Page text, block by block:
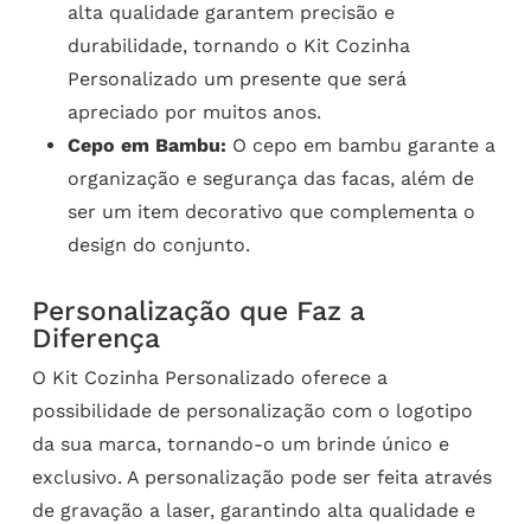
alta qualidade garantem precisão e
durabilidade, tornando o Kit Cozinha
Personalizado um presente que será
apreciado por muitos anos.
Cepo em Bambu: O cepo em bambu garante a
organização e segurança das facas, além de
ser um item decorativo que complementa o
design do conjunto.
Personalização que Faz a
Diferença
O Kit Cozinha Personalizado oferece a
possibilidade de personalização com o logotipo
da sua marca, tornando-o um brinde único e
exclusivo. A personalização pode ser feita através
de gravação a laser, garantindo alta qualidade e